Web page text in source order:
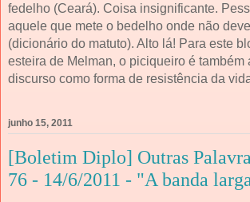
fedelho (Ceará). Coisa insignificante.
aquele que mete o bedelho onde não
(dicionário do matuto). Alto lá! Para este
esteira de Melman, o piciqueiro é também
discurso como forma de resistência da
junho 15, 2011
[Boletim Diplo] Outras
76 - 14/6/2011 - "A banda